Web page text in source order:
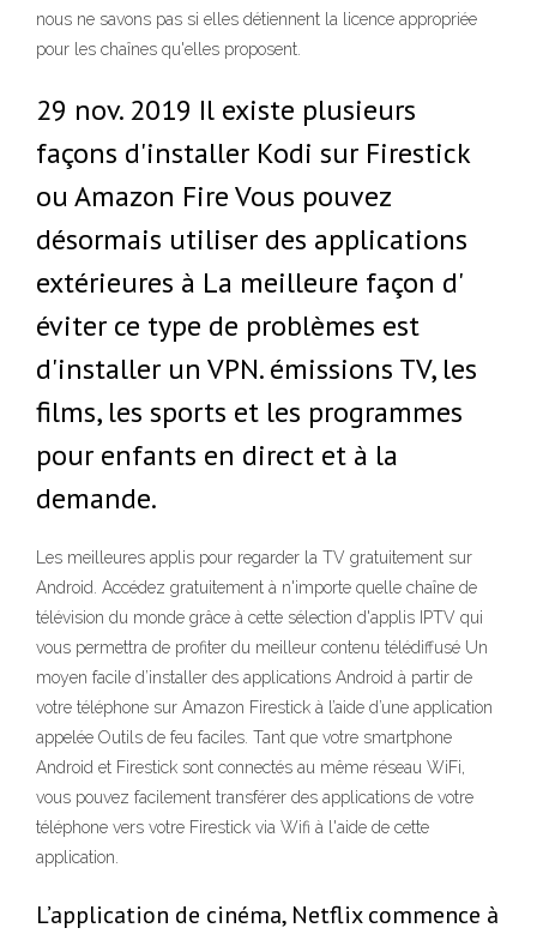
nous ne savons pas si elles détiennent la licence appropriée
pour les chaînes qu'elles proposent.
29 nov. 2019 Il existe plusieurs
façons d'installer Kodi sur Firestick
ou Amazon Fire Vous pouvez
désormais utiliser des applications
extérieures à La meilleure façon d'
éviter ce type de problèmes est
d'installer un VPN. émissions TV, les
films, les sports et les programmes
pour enfants en direct et à la
demande.
Les meilleures applis pour regarder la TV gratuitement sur
Android. Accédez gratuitement à n'importe quelle chaîne de
télévision du monde grâce à cette sélection d'applis IPTV qui
vous permettra de profiter du meilleur contenu télédiffusé Un
moyen facile d’installer des applications Android à partir de
votre téléphone sur Amazon Firestick à l’aide d’une application
appelée Outils de feu faciles. Tant que votre smartphone
Android et Firestick sont connectés au même réseau WiFi,
vous pouvez facilement transférer des applications de votre
téléphone vers votre Firestick via Wifi à l'aide de cette
application.
L’application de cinéma, Netflix commence à